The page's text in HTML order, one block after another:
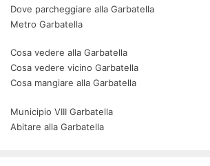
Dove parcheggiare alla Garbatella
Metro Garbatella
Cosa vedere alla Garbatella
Cosa vedere vicino Garbatella
Cosa mangiare alla Garbatella
Municipio VIII Garbatella
Abitare alla Garbatella